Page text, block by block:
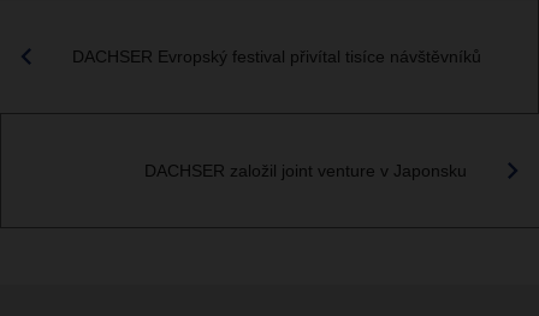
DACHSER Evropský festival přivítal tisíce návštěvníků
DACHSER založil joint venture v Japonsku